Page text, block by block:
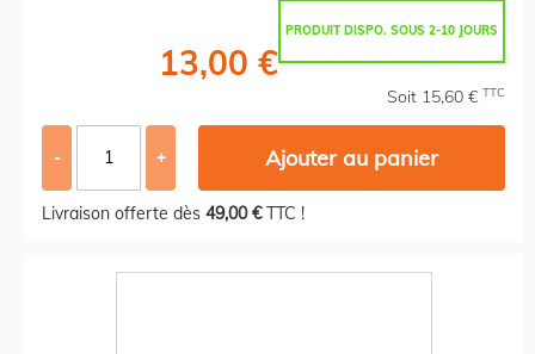
PRODUIT DISPO. SOUS 2-10 JOURS
13,00 €
Soit 15,60 € TTC
- + Ajouter au panier
Livraison offerte dès 49,00 €TTC !